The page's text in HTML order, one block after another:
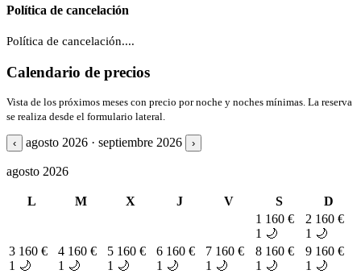
Política de cancelación
Política de cancelación....
Calendario de precios
Vista de los próximos meses con precio por noche y noches mínimas. La reserva
se realiza desde el formulario lateral.
‹ agosto 2026 · septiembre 2026 ›
agosto 2026
L M X J V S
D
1 160 €
1 🌙
2 160 €
1 🌙
3 160 €
1 🌙
4 160 €
1 🌙
5 160 €
1 🌙
6 160 €
1 🌙
7 160 €
1 🌙
8 160 €
1 🌙
9 160 €
1 🌙